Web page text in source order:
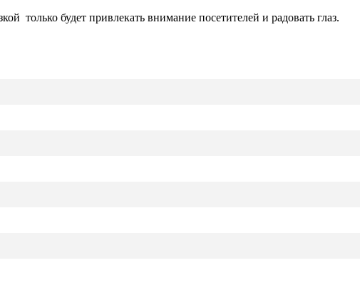
только будет привлекать внимание посетителей и радовать глаз.